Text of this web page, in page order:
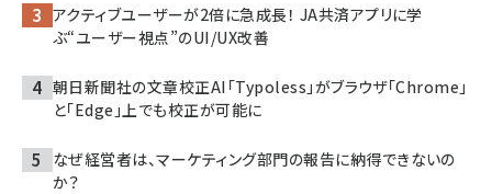
アクティブユーザーが2倍に急成長！ JA共済アプリに学
ぶ“ユーザー視点”のUI/UX改善
朝日新聞社の文章校正AI「Typoless」がブラウザ「Chrome」
と「Edge」上でも校正が可能に
なぜ経営者は、マーケティング部門の報告に納得できないの
か？